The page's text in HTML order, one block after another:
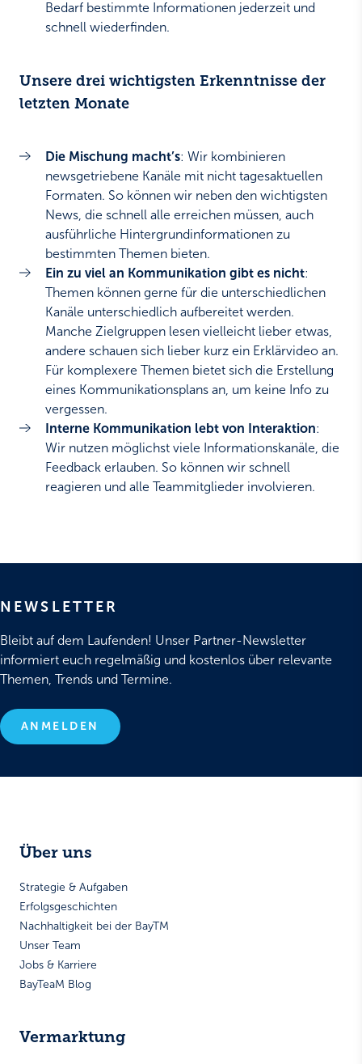
Bedarf bestimmte Informationen jederzeit und
schnell wiederfinden.
Unsere drei wichtigsten Erkenntnisse der
letzten Monate
Die Mischung macht’s: Wir kombinieren
newsgetriebene Kanäle mit nicht tagesaktuellen
Formaten. So können wir neben den wichtigsten
News, die schnell alle erreichen müssen, auch
ausführliche Hintergrundinformationen zu
bestimmten Themen bieten.
Ein zu viel an Kommunikation gibt es nicht:
Themen können gerne für die unterschiedlichen
Kanäle unterschiedlich aufbereitet werden.
Manche Zielgruppen lesen vielleicht lieber etwas,
andere schauen sich lieber kurz ein Erklärvideo an.
Für komplexere Themen bietet sich die Erstellung
eines Kommunikationsplans an, um keine Info zu
vergessen.
Interne Kommunikation lebt von Interaktion:
Wir nutzen möglichst viele Informationskanäle, die
Feedback erlauben. So können wir schnell
reagieren und alle Teammitglieder involvieren.
NEWSLETTER
Bleibt auf dem Laufenden! Unser Partner-Newsletter
informiert euch regelmäßig und kostenlos über relevante
Themen, Trends und Termine.
ANMELDEN
Über uns
Strategie & Aufgaben
Erfolgsgeschichten
Nachhaltigkeit bei der BayTM
Unser Team
Jobs & Karriere
BayTeaM Blog
Vermarktung